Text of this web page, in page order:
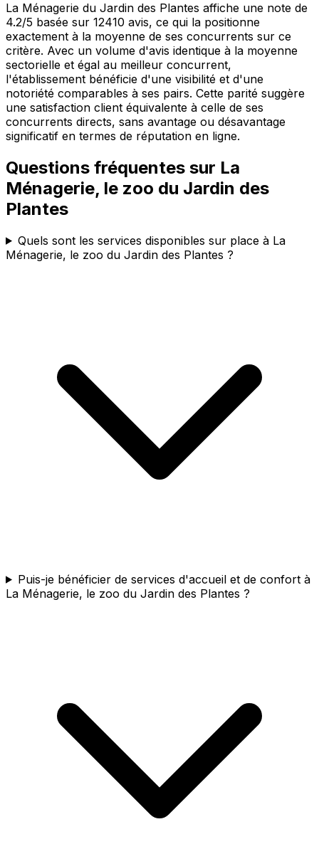
La Ménagerie du Jardin des Plantes affiche une note de
4.2/5 basée sur 12410 avis, ce qui la positionne
exactement à la moyenne de ses concurrents sur ce
critère. Avec un volume d'avis identique à la moyenne
sectorielle et égal au meilleur concurrent,
l'établissement bénéficie d'une visibilité et d'une
notoriété comparables à ses pairs. Cette parité suggère
une satisfaction client équivalente à celle de ses
concurrents directs, sans avantage ou désavantage
significatif en termes de réputation en ligne.
Questions fréquentes sur La
Ménagerie, le zoo du Jardin des
Plantes
Quels sont les services disponibles sur place à La
Ménagerie, le zoo du Jardin des Plantes ?
Puis-je bénéficier de services d'accueil et de confort à
La Ménagerie, le zoo du Jardin des Plantes ?